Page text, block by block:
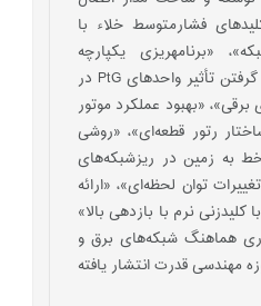
فشارمتوسط خلاء با
«برنامه‏ریزی یکپارچه
شبکه‏های برق و گاز با در نظر گرفتن تأثیر واحد‏های PtG در
«بهبود عملکرد موتور
رتور قطعه‌ای»‌، «روشی
زمین در ریزشبکه‌های
توان لحظه‌ای»، «ارائه
نرم با بازدهی بالا»
هماهنگ شبکه‌های برق و
مهندسی قدرت انتشار یافته